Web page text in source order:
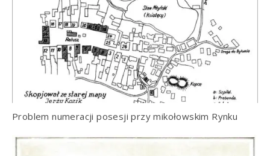
Problem numeracji posesji przy mikołowskim Rynku